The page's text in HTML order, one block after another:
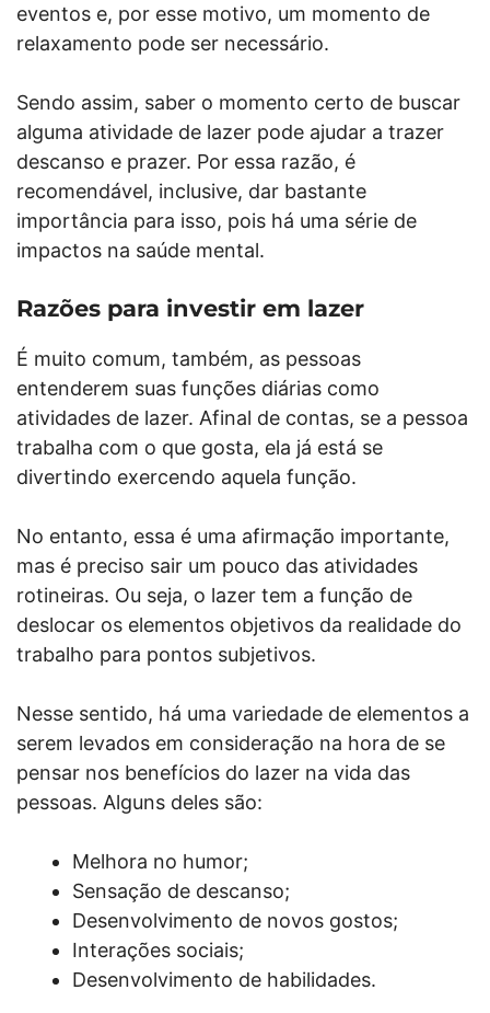
eventos e, por esse motivo, um momento de
relaxamento pode ser necessário.
Sendo assim, saber o momento certo de buscar
alguma atividade de lazer pode ajudar a trazer
descanso e prazer. Por essa razão, é
recomendável, inclusive, dar bastante
importância para isso, pois há uma série de
impactos na saúde mental.
Razões para investir em lazer
É muito comum, também, as pessoas
entenderem suas funções diárias como
atividades de lazer. Afinal de contas, se a pessoa
trabalha com o que gosta, ela já está se
divertindo exercendo aquela função.
No entanto, essa é uma afirmação importante,
mas é preciso sair um pouco das atividades
rotineiras. Ou seja, o lazer tem a função de
deslocar os elementos objetivos da realidade do
trabalho para pontos subjetivos.
Nesse sentido, há uma variedade de elementos a
serem levados em consideração na hora de se
pensar nos benefícios do lazer na vida das
pessoas. Alguns deles são:
Melhora no humor;
Sensação de descanso;
Desenvolvimento de novos gostos;
Interações sociais;
Desenvolvimento de habilidades.